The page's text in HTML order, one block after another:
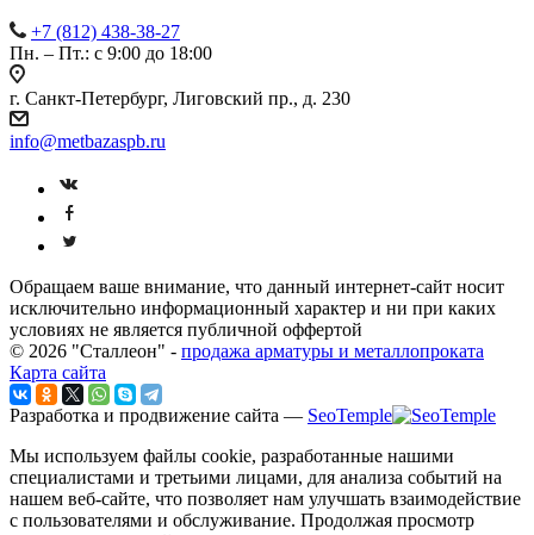
+7 (812) 438-38-27
Пн. – Пт.: с 9:00 до 18:00
г. Санкт-Петербург, Лиговский пр., д. 230
info@metbazaspb.ru
Обращаем ваше внимание, что данный интернет-сайт носит
исключительно информационный характер и ни при каких
условиях не является публичной оффертой
© 2026 "Сталлеон" - продажа арматуры и металлопроката
Карта сайта
Разработка и продвижение сайта — SeoTemple
Мы используем файлы cookie, разработанные нашими
специалистами и третьими лицами, для анализа событий на
нашем веб-сайте, что позволяет нам улучшать взаимодействие
с пользователями и обслуживание. Продолжая просмотр